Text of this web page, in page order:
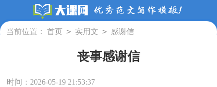
当前位置： 首页 > 实用文 > 感谢信
丧事感谢信
时间：2026-05-19 21:53:37